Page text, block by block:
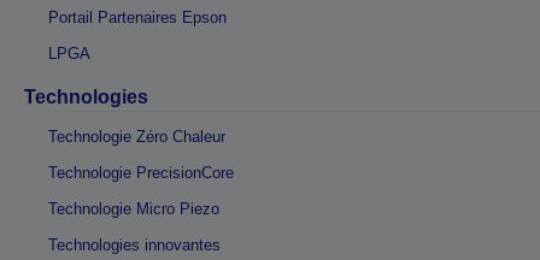
Portail Partenaires Epson
LPGA
Technologies
Technologie Zéro Chaleur
Technologie PrecisionCore
Technologie Micro Piezo
Technologies innovantes